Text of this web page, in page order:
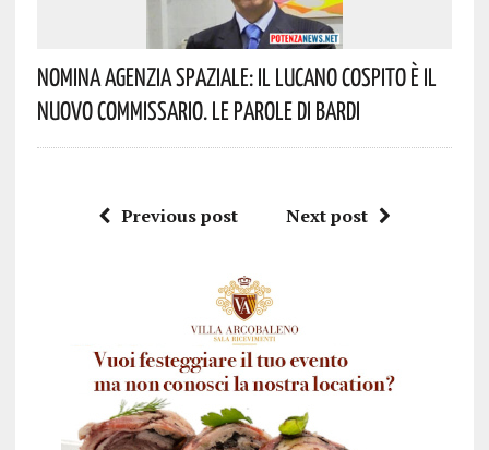
Nomina Agenzia Spaziale: Il Lucano Cospito È Il
Nuovo Commissario. Le Parole Di Bardi
Previous post Next post